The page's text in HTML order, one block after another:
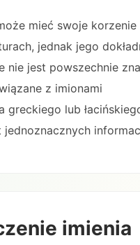
mieć swoje korzenie
jednak jego
nie jest powszechnie
z imionami
greckiego lub
jednoznacznych
imienia